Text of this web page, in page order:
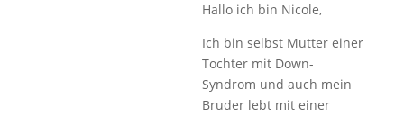
Hallo ich bin Nicole,
Ich bin selbst Mutter einer
Tochter mit Down-
Syndrom und auch mein
Bruder lebt mit einer